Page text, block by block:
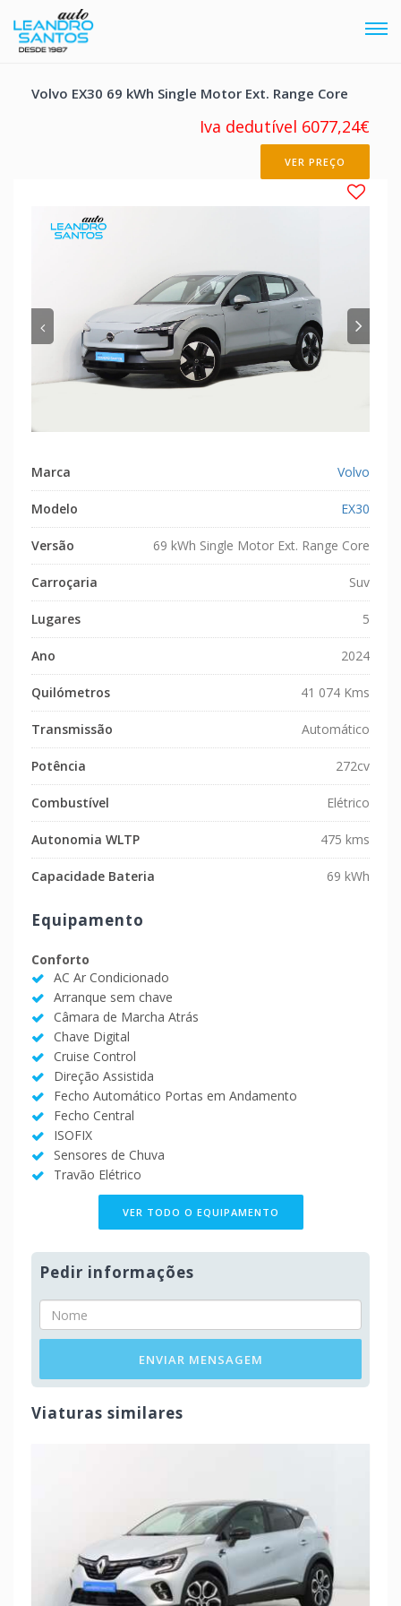
Volvo EX30 69 kWh Single Motor Ext. Range Core
Iva dedutível 6077,24€
VER PREÇO
Anterior
Marca Volvo
Modelo EX30
Versão 69 kWh Single Motor Ext. Range Core
Carroçaria Suv
Lugares 5
Ano 2024
Quilómetros 41 074 Kms
Transmissão Automático
Potência 272cv
Combustível Elétrico
Autonomia WLTP 475 kms
Capacidade Bateria 69 kWh
Equipamento
Conforto
AC Ar Condicionado
Arranque sem chave
Câmara de Marcha Atrás
Chave Digital
Cruise Control
Direção Assistida
Fecho Automático Portas em Andamento
Fecho Central
ISOFIX
Sensores de Chuva
Travão Elétrico
VER TODO O EQUIPAMENTO
Pedir informações
ENVIAR MENSAGEM
Viaturas similares